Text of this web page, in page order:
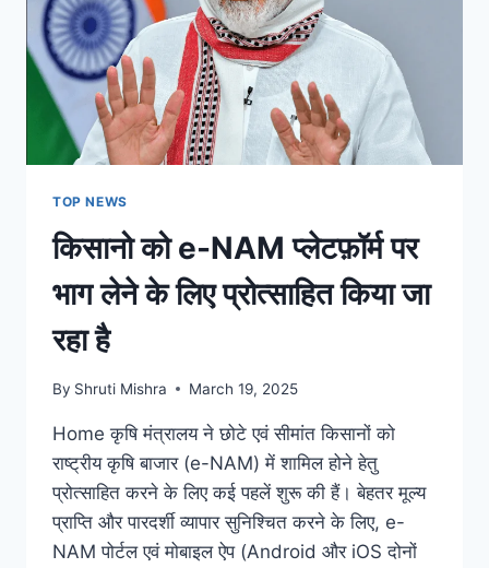
TOP NEWS
किसानो को e-NAM प्लेटफ़ॉर्म पर
भाग लेने के लिए प्रोत्साहित किया जा
रहा है
By Shruti Mishra March 19, 2025
Home कृषि मंत्रालय ने छोटे एवं सीमांत किसानों को
राष्ट्रीय कृषि बाजार (e-NAM) में शामिल होने हेतु
प्रोत्साहित करने के लिए कई पहलें शुरू की हैं। बेहतर मूल्य
प्राप्ति और पारदर्शी व्यापार सुनिश्चित करने के लिए, e-
NAM पोर्टल एवं मोबाइल ऐप (Android और iOS दोनों